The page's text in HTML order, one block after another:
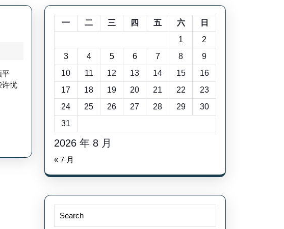
平
许忧
2026 年 8 月
一 二 三 四 五 六
日
1
2
3
4 5 6 7 8
9
10
11 12 13 14 15
16
17
18 19 20 21 22
23
24
25 26 27 28 29
30
31
« 7 月